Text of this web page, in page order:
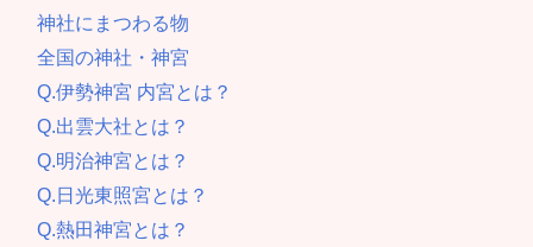
神社にまつわる物
全国の神社・神宮
Q.伊勢神宮 内宮とは？
Q.出雲大社とは？
Q.明治神宮とは？
Q.日光東照宮とは？
Q.熱田神宮とは？